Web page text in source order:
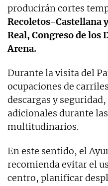
producirán cortes
Recoletos-Castellana
Real, Congreso de los
Arena.
Durante la visita del
ocupaciones de
descargas y
adicionales durante
multitudinarios.
En este sentido, el
recomienda evitar el
centro, planificar